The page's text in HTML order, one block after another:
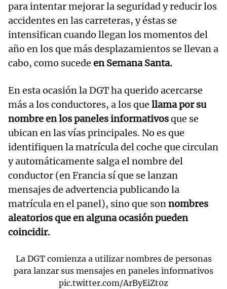
para intentar mejorar la seguridad y reducir los
accidentes en las carreteras, y éstas se
intensifican cuando llegan los momentos del
año en los que más desplazamientos se llevan a
cabo, como sucede en Semana Santa.
En esta ocasión la DGT ha querido acercarse
más a los conductores, a los que llama por su
nombre en los paneles informativosque se
ubican en las vías principales. No es que
identifiquen la matrícula del coche que circulan
y automáticamente salga el nombre del
conductor (en Francia sí que se lanzan
mensajes de advertencia publicando la
matrícula en el panel), sino que sonnombres
aleatorios que en alguna ocasión pueden
coincidir.
La DGT comienza a utilizar nombres de personas
para lanzar sus mensajes en paneles informativos
pic.twitter.com/ArByEiZt0z